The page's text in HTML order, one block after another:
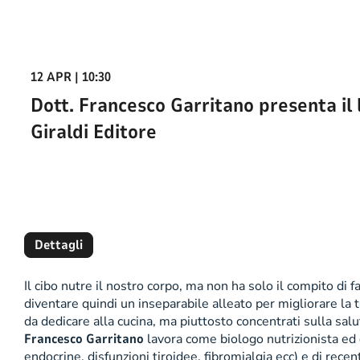
12 APR | 10:30
Dott. Francesco Garritano presenta
Giraldi Editore
Dettagli
Il cibo nutre il nostro corpo, ma non ha solo il compito di
diventare quindi un inseparabile alleato per migliorare la
da dedicare alla cucina, ma piuttosto concentrati sulla
Francesco Garritano lavora come biologo nutrizionista